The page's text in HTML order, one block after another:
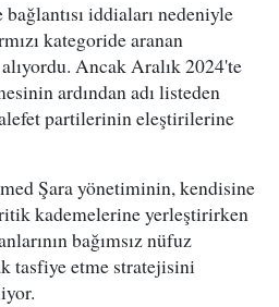
iddiaları nedeniyle
kategoride aranan
Ancak Aralık 2024'te
ardından adı listeden
partilerinin eleştirilerine
Şara yönetiminin, kendisine
kademelerine yerleştirirken
bağımsız nüfuz
tasfiye etme stratejisini